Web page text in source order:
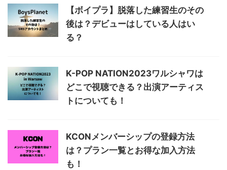
【ボイプラ】脱落した練習生のその
後は？デビューはしている人はい
る？
K-POP NATION2023ワルシャワは
どこで視聴できる？出演アーティス
トについても！
KCONメンバーシップの登録方法
は？プラン一覧とお得な加入方法
も！